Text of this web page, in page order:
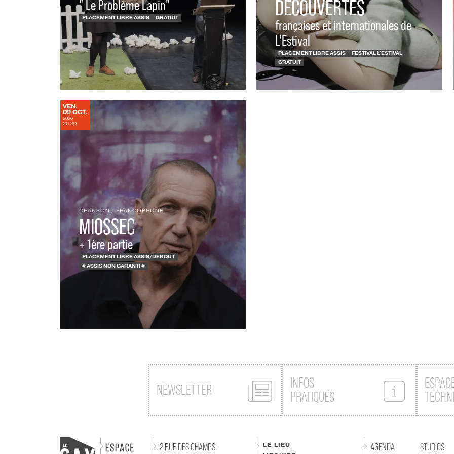
" Le Problème Lapin"
PLACEMENT LIBRE ASSIS GRATUIT
DÉCOUVERTES
françaises et internationales de
L'Estival
PLACEMENT LIBRE ASSIS
FESTIVAL L'ESTIVAL
GRATUIT
VENDREDI
VEN.
09 OCTOBRE
OCT.
2026
20:30
CHANSON/ FRANCOPHONE
MIOSSEC
+ 1ère partie
PLACEMENT LIBRE ASSIS/DEBOUT
# ASSIS NON GARANTI #
NEWSLETTER
INFOS
PRATIQUES
2 RUE DES CHAMPS
LE LIEU
AGENDA STUDIOS